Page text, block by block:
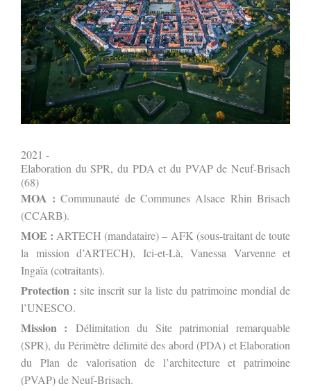
2021 -
Elaboration du SPR, du PDA et du PVAP de Neuf-Brisach
(68)
MOA : Communauté de Communes Alsace Rhin Brisach
(CCARB).
MOE : ARTECH (mandataire) – AFK (sous-traitant de toute
la mission d’ARTECH), Ici-et-Là, Vanessa Varvenne et
Ingaïa (cotraitants).
Protection : site inscrit sur la liste du patrimoine mondial de
l’UNESCO.
Mission : Délimitation du Site patrimonial remarquable
(SPR), du Périmètre délimité des abord (PDA) et Elaboration
du Plan de valorisation de l’architecture et patrimoine
(PVAP) de Neuf-Brisach.